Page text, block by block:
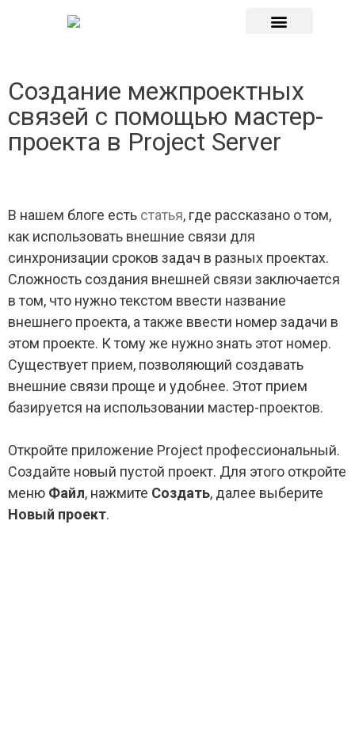
Создание межпроектных
связей с помощью мастер-
проекта в Project Server
В нашем блоге есть статья, где рассказано о том,
как использовать внешние связи для
синхронизации сроков задач в разных проектах.
Сложность создания внешней связи заключается
в том, что нужно текстом ввести название
внешнего проекта, а также ввести номер задачи в
этом проекте. К тому же нужно знать этот номер.
Существует прием, позволяющий создавать
внешние связи проще и удобнее. Этот прием
базируется на использовании мастер-проектов.
Откройте приложение Project профессиональный.
Создайте новый пустой проект. Для этого откройте
меню Файл, нажмите Создать, далее выберите
Новый проект.